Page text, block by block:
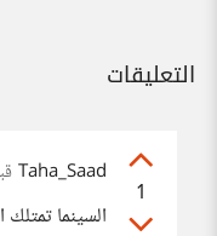
التعليقات
1
Taha_Saad
السينما